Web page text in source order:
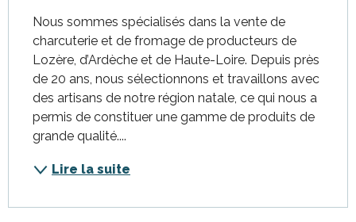
Nous sommes spécialisés dans la vente de
charcuterie et de fromage de producteurs de
Lozère, d’Ardèche et de Haute-Loire. Depuis près
de 20 ans, nous sélectionnons et travaillons avec
des artisans de notre région natale, ce qui nous a
permis de constituer une gamme de produits de
grande qualité....
Lire la suite